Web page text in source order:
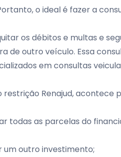
o ideal é fazer a
os débitos e multas e
de outro veículo. Essa
em consultas
Renajud, acontece
todas as parcelas do
um outro investimento;